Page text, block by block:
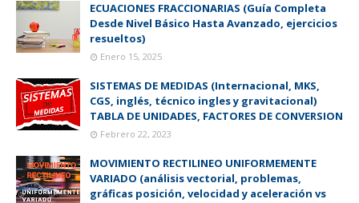
ECUACIONES FRACCIONARIAS (Guía Completa
Desde Nivel Básico Hasta Avanzado, ejercicios
resueltos)
Enero 15, 2025
SISTEMAS DE MEDIDAS (Internacional, MKS,
CGS, inglés, técnico ingles y gravitacional)
TABLA DE UNIDADES, FACTORES DE CONVERSION
Febrero 22, 2023
MOVIMIENTO RECTILINEO UNIFORMEMENTE
VARIADO (análisis vectorial, problemas,
gráficas posición, velocidad y aceleración vs